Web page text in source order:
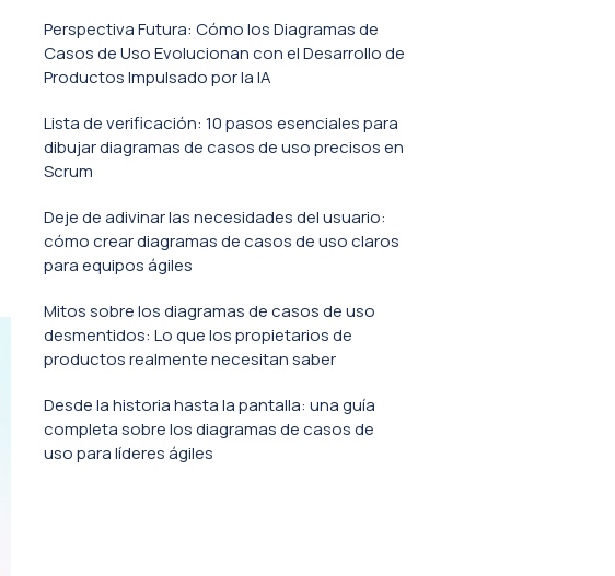
Perspectiva Futura: Cómo los Diagramas de
Casos de Uso Evolucionan con el Desarrollo de
Productos Impulsado por la IA
Lista de verificación: 10 pasos esenciales para
dibujar diagramas de casos de uso precisos en
Scrum
Deje de adivinar las necesidades del usuario:
cómo crear diagramas de casos de uso claros
para equipos ágiles
Mitos sobre los diagramas de casos de uso
desmentidos: Lo que los propietarios de
productos realmente necesitan saber
Desde la historia hasta la pantalla: una guía
completa sobre los diagramas de casos de
uso para líderes ágiles